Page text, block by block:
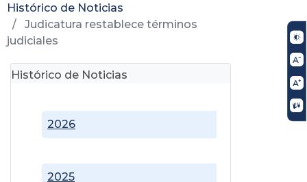
Histórico de Noticias
Judicatura restablece términos
judiciales
Histórico de Noticias
2025
2026